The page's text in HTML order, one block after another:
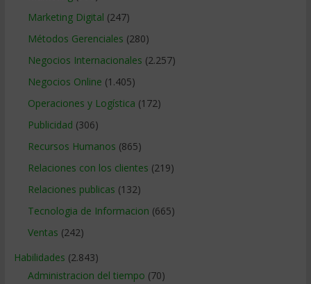
Marketing Digital (247)
Métodos Gerenciales (280)
Negocios Internacionales (2.257)
Negocios Online (1.405)
Operaciones y Logística (172)
Publicidad (306)
Recursos Humanos (865)
Relaciones con los clientes (219)
Relaciones publicas (132)
Tecnologia de Informacion (665)
Ventas (242)
Habilidades (2.843)
Administracion del tiempo (70)